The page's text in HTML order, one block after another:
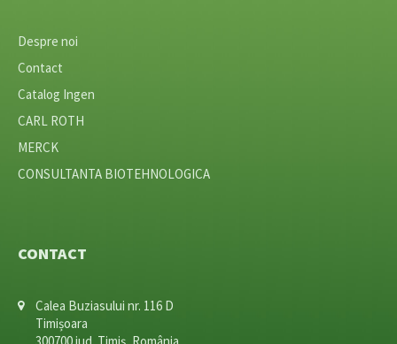
Despre noi
Contact
Catalog Ingen
CARL ROTH
MERCK
CONSULTANTA BIOTEHNOLOGICA
CONTACT
Calea Buziasului nr. 116 D
Timișoara